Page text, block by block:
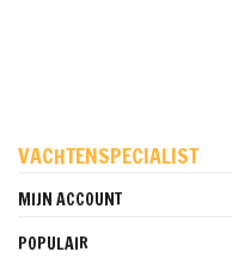
VACHTENSPECIALIST
MIJN ACCOUNT
POPULAIR